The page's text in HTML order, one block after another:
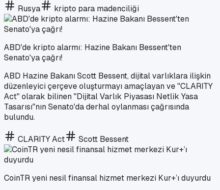
Rusya kripto para madenciliği
ABD'de kripto alarmı: Hazine Bakanı Bessent'ten
Senato'ya çağrı!
ABD Hazine Bakanı Scott Bessent, dijital varlıklara ilişkin
düzenleyici çerçeve oluşturmayı amaçlayan ve "CLARITY
Act" olarak bilinen "Dijital Varlık Piyasası Netlik Yasa
Tasarısı"nın Senato'da derhal oylanması çağrısında
bulundu.
CLARITY Act Scott Bessent
CoinTR yeni nesil finansal hizmet merkezi Kur+’ı duyurdu